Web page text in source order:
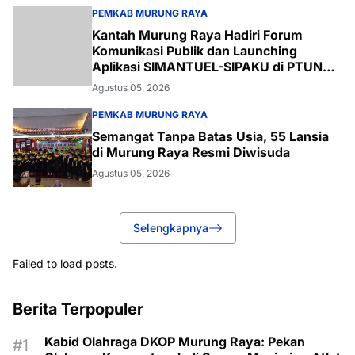
PEMKAB MURUNG RAYA
Kantah Murung Raya Hadiri Forum
Komunikasi Publik dan Launching
Aplikasi SIMANTUEL-SIPAKU di PTUN
Palangka Raya
Agustus 05, 2026
PEMKAB MURUNG RAYA
Semangat Tanpa Batas Usia, 55 Lansia
di Murung Raya Resmi Diwisuda
Agustus 05, 2026
Selengkapnya
Failed to load posts.
Berita Terpopuler
Kabid Olahraga DKOP Murung Raya: Pekan